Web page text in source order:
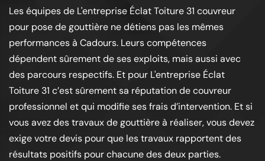
Les équipes de L'entreprise Éclat Toiture 31 couvreur
pour pose de gouttière ne détiens pas les mêmes
performances à Cadours. Leurs compétences
dépendent sûrement de ses exploits, mais aussi avec
des parcours respectifs. Et pour L'entreprise Éclat
Toiture 31 c’est sûrement sa réputation de couvreur
professionnel et qui modifie ses frais d’intervention. Et si
vous avez des travaux de gouttière à réaliser, vous devez
exige votre devis pour que les travaux rapportent des
résultats positifs pour chacune des deux parties.